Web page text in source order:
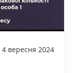
4 вересня 2024